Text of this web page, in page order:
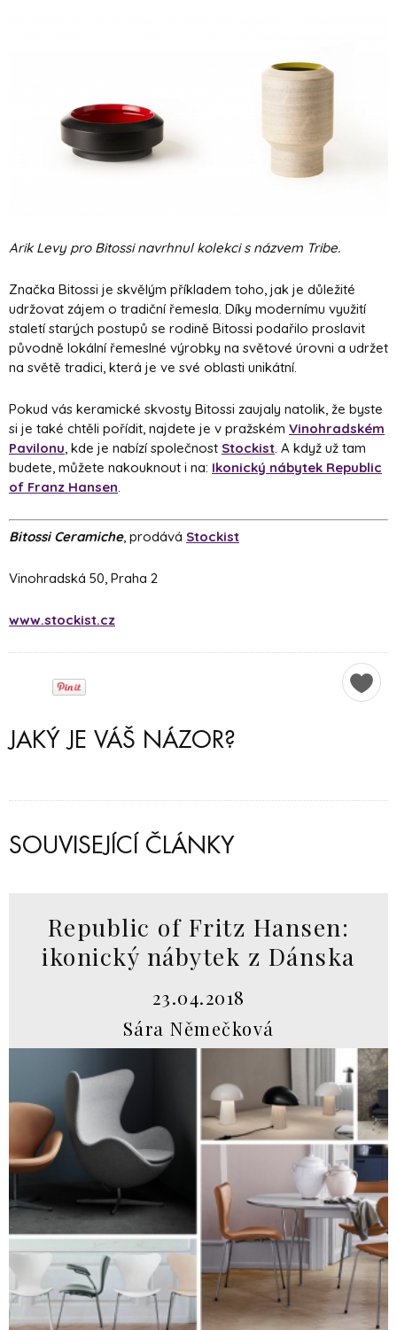
Arik Levy pro Bitossi navrhnul kolekci s názvem Tribe.
Značka Bitossi je skvělým příkladem toho, jak je důležité
udržovat zájem o tradiční řemesla. Díky modernímu využití
staletí starých postupů se rodině Bitossi podařilo proslavit
původně lokální řemeslné výrobky na světové úrovni a udržet
na světě tradici, která je ve své oblasti unikátní.
Pokud vás keramické skvosty Bitossi zaujaly natolik, že byste
si je také chtěli pořídit, najdete je v pražském Vinohradském
Pavilonu , kde je nabízí společnost Stockist . A když už tam
budete, můžete nakouknout i na: Ikonický nábytek Republic
of Franz Hansen
Bitossi Ceramiche, prodává Stockist
Vinohradská 50, Praha 2
www.stockist.cz
JAKÝ JE VÁŠ NÁZOR?
SOUVISEJÍCÍ ČLÁNKY
Republic of Fritz Hansen:
ikonický nábytek z Dánska
23.04.2018
Sára Němečková